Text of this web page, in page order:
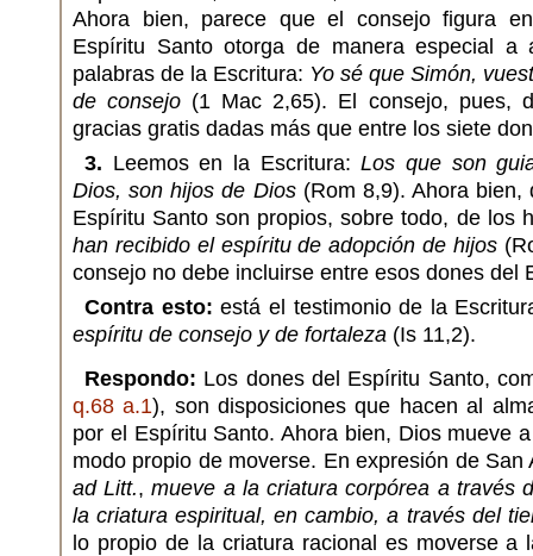
Ahora bien, parece que el consejo figura
Espíritu Santo otorga de manera especial
palabras de la Escritura: Yo sé que Simón,
de consejo (1 Mac 2,65). El consejo, pues,
gracias gratis dadas más que entre los siete
3. Leemos en la Escritura:Los que son
Dios, son hijos de Dios(Rom 8,9). Ahora bien,
Espíritu Santo son propios, sobre todo, de los
han recibido el espíritu de adopción de hijos
consejo no debe incluirse entre esos dones del
Contra esto: está el testimonio de la
espíritu de consejo y de fortaleza (Is 11,2).
Respondo: Los dones del Espíritu Santo,
q.68 a.1), son disposiciones que hacen al
por el Espíritu Santo. Ahora bien, Dios mueve
modo propio de moverse. En expresión de
ad Litt.,mueve a la criatura corpórea a través
la criatura espiritual, en cambio, a través del
lo propio de la criatura racional es moverse a